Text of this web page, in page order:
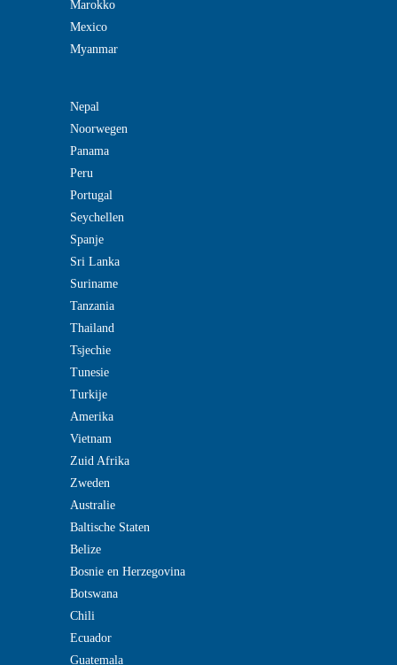
Marokko
Mexico
Myanmar
Nepal
Noorwegen
Panama
Peru
Portugal
Seychellen
Spanje
Sri Lanka
Suriname
Tanzania
Thailand
Tsjechie
Tunesie
Turkije
Amerika
Vietnam
Zuid Afrika
Zweden
Australie
Baltische Staten
Belize
Bosnie en Herzegovina
Botswana
Chili
Ecuador
Guatemala